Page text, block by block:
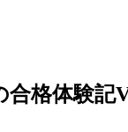
合格体験記